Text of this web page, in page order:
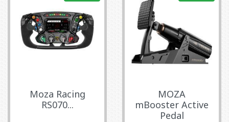
Moza Racing
RS070...
MOZA
mBooster Active
Pedal